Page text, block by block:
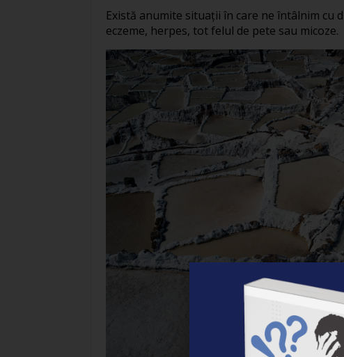
Există anumite situații în care ne întâlnim cu
eczeme, herpes, tot felul de pete sau micoze.